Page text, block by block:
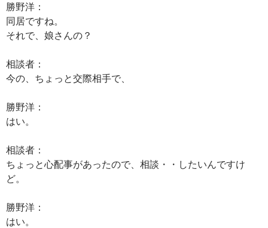
勝野洋：
同居ですね。
それで、娘さんの？
相談者：
今の、ちょっと交際相手で、
勝野洋：
はい。
相談者：
ちょっと心配事があったので、相談・・したいんですけ
ど。
勝野洋：
はい。